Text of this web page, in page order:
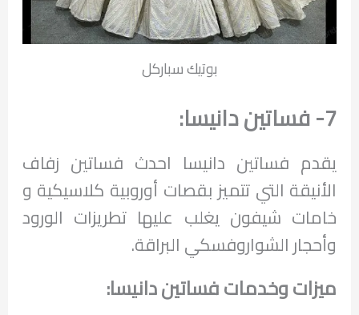
بوتيك سباركل
7- فساتين دانيسا:
يقدم فساتين دانيسا احدث فساتين زفاف
الأنيقة التي تتميز بقصات أوروبية كلاسيكية و
خامات شيفون يغلب عليها تطريزات الورود
وأحجار الشواروفسكي البراقة.
ميزات وخدمات فساتين دانيسا: